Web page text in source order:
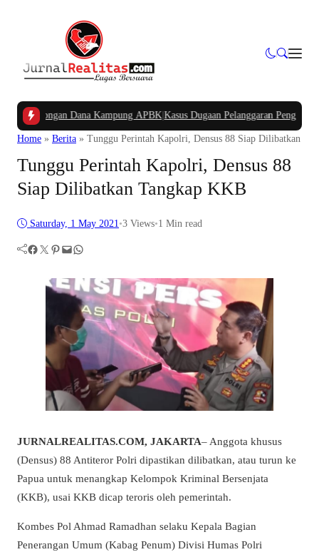
Potongan Dana Kampung APBK|Kasus Dugaan Pelanggaran Penggunaan
Home » Berita » Tunggu Perintah Kapolri, Densus 88 Siap Dilibatkan
Tunggu Perintah Kapolri, Densus 88
Siap Dilibatkan Tangkap KKB
Saturday, 1 May 2021•3 Views•1 Min read
Facebook Twitter Pinterest Mail WhatsApp
JURNALREALITAS.COM, JAKARTA– Anggota khusus
(Densus) 88 Antiteror Polri dipastikan dilibatkan, atau turun ke
Papua untuk menangkap Kelompok Kriminal Bersenjata
(KKB), usai KKB dicap teroris oleh pemerintah.
Kombes Pol Ahmad Ramadhan selaku Kepala Bagian
Penerangan Umum (Kabag Penum) Divisi Humas Polri